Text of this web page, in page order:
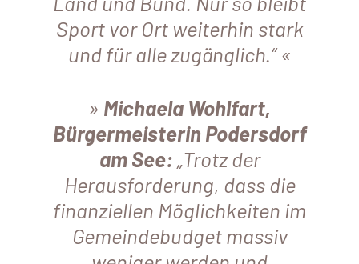
Sport vor Ort weiterhin stark
und für alle zugänglich.“
Michaela Wohlfart,
Bürgermeisterin Podersdorf
am See: „Trotz der
Herausforderung, dass die
finanziellen Möglichkeiten im
Gemeindebudget massiv